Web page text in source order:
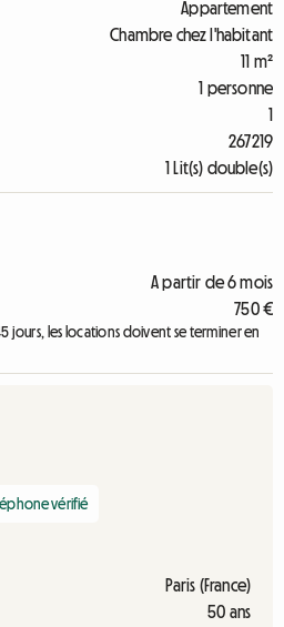
Appartement
Chambre chez l'habitant
11 m²
1 personne
1
267219
1 Lit(s) double(s)
A partir de 6 mois
750 €
jours, les locations doivent se terminer en
vérifié
Paris (France)
50 ans